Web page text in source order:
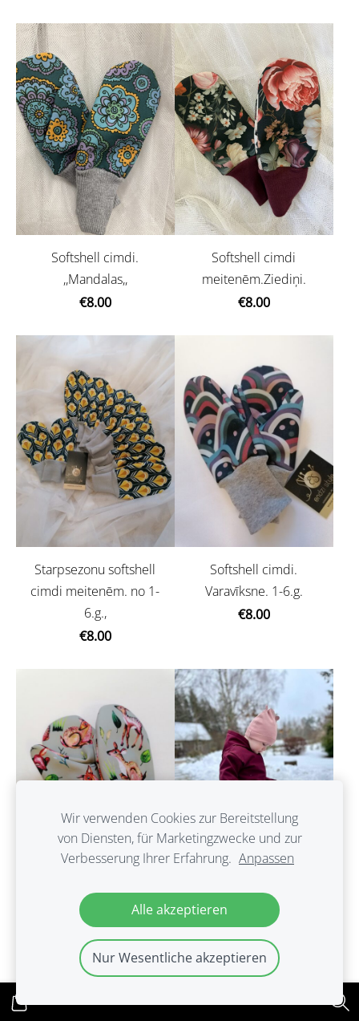
Softshell cimdi.
,,Mandalas,,
€8.00
Softshell cimdi
meitenēm.Ziediņi.
€8.00
Starpsezonu softshell
cimdi meitenēm. no 1-
6.g.,
€8.00
Softshell cimdi.
Varavīksne. 1-6.g.
€8.00
Softshell cimdi.
''Stirniņas.'' 1-6.g.
€8.00
Bordo tonī softshell
cimdi ar atstarotāju
tumsā. no 1-6 g.
€12.00
Wir verwenden Cookies zur Bereitstellung
von Diensten, für Marketingzwecke und zur
Verbesserung Ihrer Erfahrung. Anpassen
Alle akzeptieren
Nur Wesentliche akzeptieren